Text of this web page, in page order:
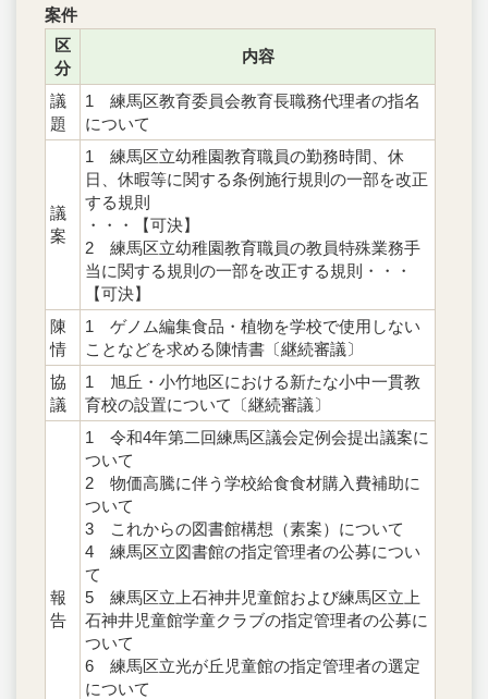
案件
区
分
内容
議
題
1 練馬区教育委員会教育長職務代理者の指名
について
議
案
1 練馬区立幼稚園教育職員の勤務時間、休
日、休暇等に関する条例施行規則の一部を改正
する規則
・・・【可決】
2 練馬区立幼稚園教育職員の教員特殊業務手
当に関する規則の一部を改正する規則・・・
【可決】
陳
情
1 ゲノム編集食品・植物を学校で使用しない
ことなどを求める陳情書〔継続審議〕
協
議
1 旭丘・小竹地区における新たな小中一貫教
育校の設置について〔継続審議〕
報
告
1 令和4年第二回練馬区議会定例会提出議案に
ついて
2 物価高騰に伴う学校給食食材購入費補助に
ついて
3 これからの図書館構想（素案）について
4 練馬区立図書館の指定管理者の公募につい
て
5 練馬区立上石神井児童館および練馬区立上
石神井児童館学童クラブの指定管理者の公募に
ついて
6 練馬区立光が丘児童館の指定管理者の選定
について